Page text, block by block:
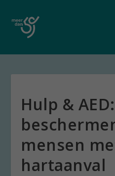
Hulp & AED:
mensen
hartaanval